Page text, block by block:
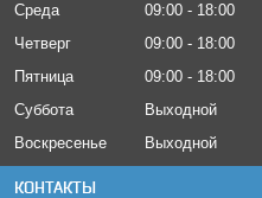
Среда
09:00
18:00
Четверг
09:00
18:00
Пятница
09:00
18:00
Суббота
Выходной
Воскресенье
Выходной
КОНТАКТЫ